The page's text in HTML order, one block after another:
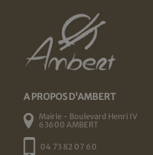
A PROPOS D'AMBERT
Mairie - Boulevard Henri IV
63600 AMBERT
04 73 82 07 60